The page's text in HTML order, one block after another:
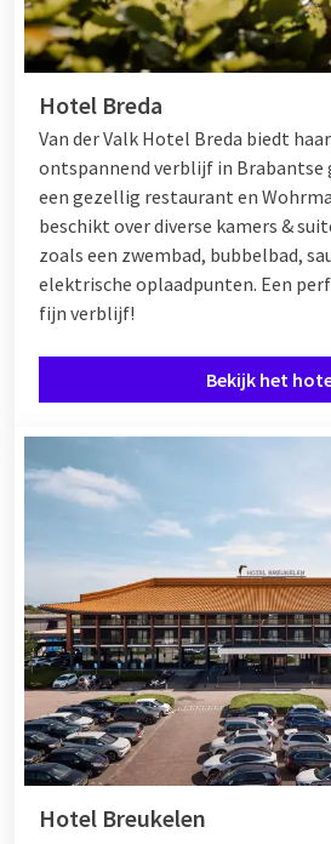
Hotel Breda
Van der Valk Hotel Breda biedt
ontspannend verblijf in Brabantse
een gezellig restaurant en
beschikt over diverse kamers &
zoals een zwembad, bubbelbad,
elektrische oplaadpunten. Een
fijn verblijf!
Bekijk het
Hotel Breukelen